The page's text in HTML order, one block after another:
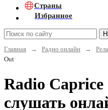
Страны
Избранное
Главная
→ Радио онлайн →
Out
Radio
слушать